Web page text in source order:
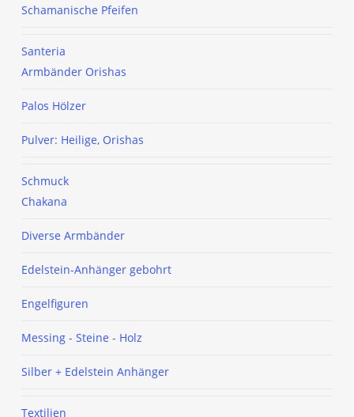
Schamanische Pfeifen
Santeria
Armbänder Orishas
Palos Hölzer
Pulver: Heilige, Orishas
Schmuck
Chakana
Diverse Armbänder
Edelstein-Anhänger gebohrt
Engelfiguren
Messing - Steine - Holz
Silber + Edelstein Anhänger
Textilien